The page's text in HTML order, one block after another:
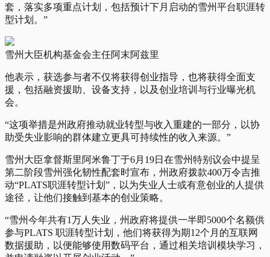
套，落实多项重点计划，包括预计下月启动的雪州平台职涯转
型计划。”
雪州大臣机构基金会主任阿末阿兹里
他表示，获选参与者不仅将获得创业指导，也将获得全面支
援，包括融资援助、设备支持，以及创业培训与行业曝光机
会。
“这项举措是州政府推动就业转型与收入重建的一部分，以协
助受失业影响的群体建立更具可持续性的收入来源。”
雪州大臣拿督斯里阿米鲁丁于6月19日在雪州特别议会中提呈
第二阶段雪州强化韧性配套时宣布，州政府拨款400万令吉推
动“PLATS职涯转型计划”，以为失业人士或有意创业的人提供
途径，让他们接触到基本的创业策略。
“雪州今年共有1万人失业，州政府将提供一半即5000个名额供
参与PLATS 职涯转型计划，他们将获得为期12个月的互联网
数据援助，以便能够使用数码平台，通过相关培训模块学习，